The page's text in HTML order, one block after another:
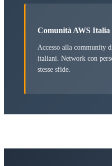
Comunità AWS Italia
Accesso alla community
italiani. Network con
stesse sfide.